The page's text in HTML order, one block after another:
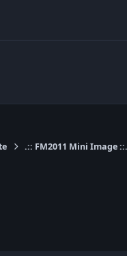
.:: FM2011 Mini Image ::.